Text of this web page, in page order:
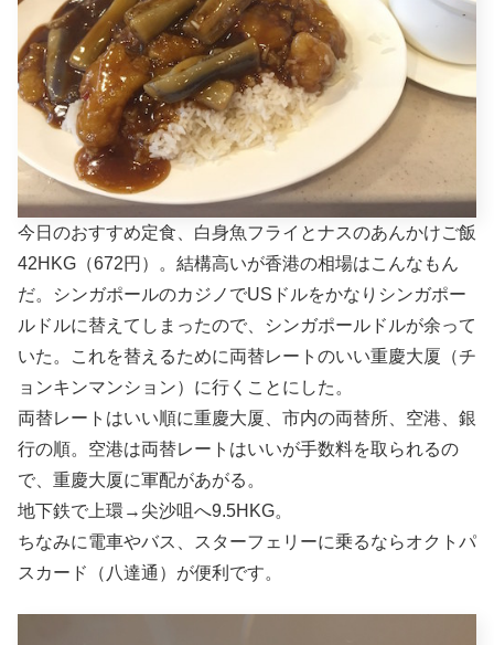
今日のおすすめ定食、白身魚フライとナスのあんかけご飯
42HKG（672円）。結構高いが香港の相場はこんなもん
だ。シンガポールのカジノでUSドルをかなりシンガポー
ルドルに替えてしまったので、シンガポールドルが余って
いた。これを替えるために両替レートのいい重慶大厦（チ
ョンキンマンション）に行くことにした。
両替レートはいい順に重慶大厦、市内の両替所、空港、銀
行の順。空港は両替レートはいいが手数料を取られるの
で、重慶大厦に軍配があがる。
地下鉄で上環→尖沙咀へ9.5HKG。
ちなみに電車やバス、スターフェリーに乗るならオクトパ
スカード（八達通）が便利です。